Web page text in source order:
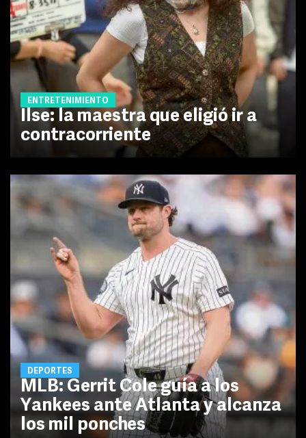
ENTRETENIMIENTO
Ilse: la maestra que eligió ir a
contracorriente
DEPORTES
MLB: Gerrit Cole guía a los
Yankees ante Atlanta y alcanza
los mil ponches